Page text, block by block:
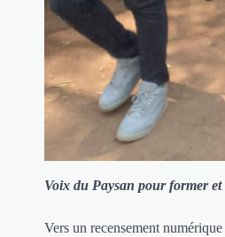
Voix du Paysan pour former
Vers un recensement